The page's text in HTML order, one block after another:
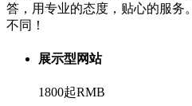
答，用专业的态度，贴心的服务
不同！
展示型网站
1800起RMB